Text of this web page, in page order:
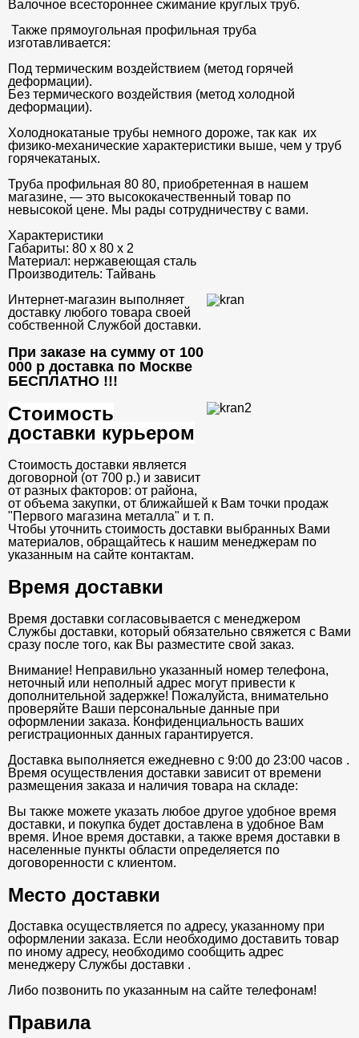
Валочное всестороннее сжимание круглых труб.
Также прямоугольная профильная труба
изготавливается:
Под термическим воздействием (метод горячей
деформации).
Без термического воздействия (метод холодной
деформации).
Холоднокатаные трубы немного дороже, так как их
физико-механические характеристики выше, чем у труб
горячекатаных.
Труба профильная 80 80, приобретенная в нашем
магазине, — это высококачественный товар по
невысокой цене. Мы рады сотрудничеству с вами.
Характеристики
Габариты: 80 х 80 х 2
Материал: нержавеющая сталь
Производитель: Тайвань
Интернет-магазин выполняет
доставку любого товара своей
собственной Службой доставки.
При заказе на сумму от 100
000 р доставка по Москве
БЕСПЛАТНО !!!
Стоимость
доставки курьером
Стоимость доставки является
договорной (от 700 р.) и зависит
от разных факторов: от района,
от объема закупки, от ближайшей к Вам точки продаж
"Первого магазина металла" и т. п.
Чтобы уточнить стоимость доставки выбранных Вами
материалов, обращайтесь к нашим менеджерам по
указанным на сайте контактам.
Время доставки
Время доставки согласовывается с менеджером
Службы доставки, который обязательно свяжется с Вами
сразу после того, как Вы разместите свой заказ.
Внимание! Неправильно указанный номер телефона,
неточный или неполный адрес могут привести к
дополнительной задержке! Пожалуйста, внимательно
проверяйте Ваши персональные данные при
оформлении заказа. Конфиденциальность ваших
регистрационных данных гарантируется.
Доставка выполняется ежедневно с 9:00 до 23:00 часов .
Время осуществления доставки зависит от времени
размещения заказа и наличия товара на складе:
Вы также можете указать любое другое удобное время
доставки, и покупка будет доставлена в удобное Вам
время. Иное время доставки, а также время доставки в
населенные пункты области определяется по
договоренности с клиентом.
Место доставки
Доставка осуществляется по адресу, указанному при
оформлении заказа. Если необходимо доставить товар
по иному адресу, необходимо сообщить адрес
менеджеру Службы доставки .
Либо позвонить по указанным на сайте телефонам!
Правила